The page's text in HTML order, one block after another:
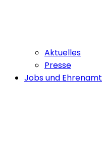
Aktuelles
Presse
Jobs und Ehrenamt